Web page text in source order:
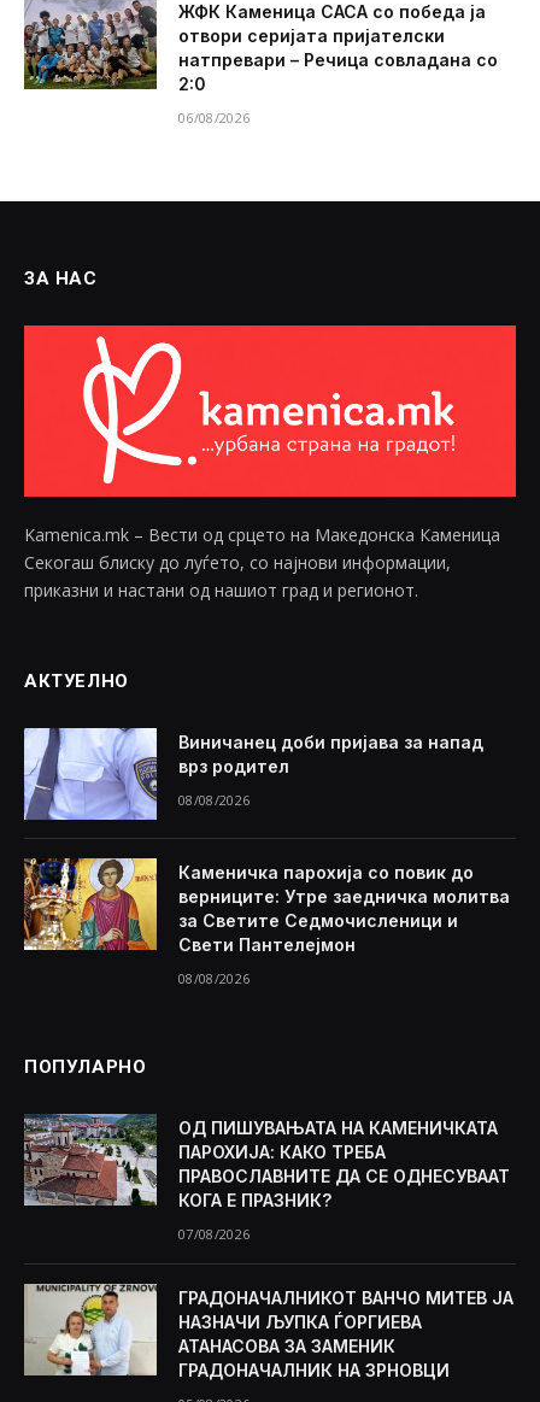
ЖФК Каменица САСА со победа ја
отвори серијата пријателски
натпревари – Речица совладана со
2:0
06/08/2026
ЗА НАС
Kamenica.mk – Вести од срцето на Македонска Каменица
Секогаш блиску до луѓето, со најнови информации,
приказни и настани од нашиот град и регионот.
АКТУЕЛНО
Виничанец доби пријава за напад
врз родител
08/08/2026
Каменичка парохија со повик до
верниците: Утре заедничка молитва
за Светите Седмочисленици и
Свети Пантелејмон
08/08/2026
ПОПУЛАРНО
ОД ПИШУВАЊАТА НА КАМЕНИЧКАТА
ПАРОХИЈА: КАКО ТРЕБА
ПРАВОСЛАВНИТЕ ДА СЕ ОДНЕСУВААТ
КОГА Е ПРАЗНИК?
07/08/2026
ГРАДОНАЧАЛНИКОТ ВАНЧО МИТЕВ ЈА
НАЗНАЧИ ЉУПКА ЃОРГИЕВА
АТАНАСОВА ЗА ЗАМЕНИК
ГРАДОНАЧАЛНИК НА ЗРНОВЦИ